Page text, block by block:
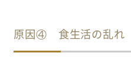
原因④ 食生活の乱れ